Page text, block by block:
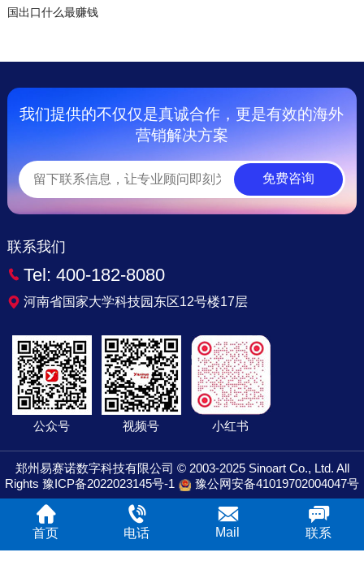
国出口什么最赚钱
我们提供的不仅仅是真诚合作，更是有效的海外
营销解决方案
免费咨询
联系我们
Tel: 400-182-8080
河南省国家大学科技园东区12号楼17层
公众号 视频号 小红书
郑州易赛诺数字科技有限公司 © 2003-2025 Sinoart Co., Ltd. All
Rights 豫ICP备2022023145号-1 豫公网安备41019702004047号
首页 电话 Mail 联系